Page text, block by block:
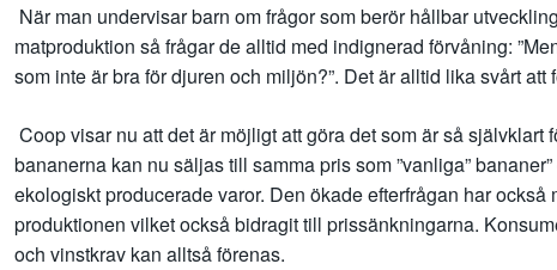
När man undervisar barn om frågor som berör hållbar
matproduktion så frågar de alltid med indignerad förvåning:
som inte är bra för djuren och miljön?”. Det är alltid lika svårt att
Coop visar nu att det är möjligt att göra det som är så självklart
bananerna kan nu säljas till samma pris som ”vanliga”
ekologiskt producerade varor. Den ökade efterfrågan har
produktionen vilket också bidragit till prissänkningarna.
och vinstkrav kan alltså förenas.